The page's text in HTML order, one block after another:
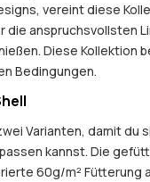
vereint diese
die anspruchsvollsten
Diese Kollektion
Bedingungen.
Varianten, damit du
kannst. Die
60g/m² Fütterung